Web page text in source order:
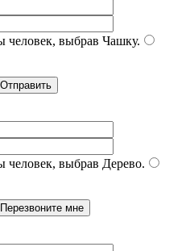
человек, выбрав Чашку.
человек, выбрав Дерево.